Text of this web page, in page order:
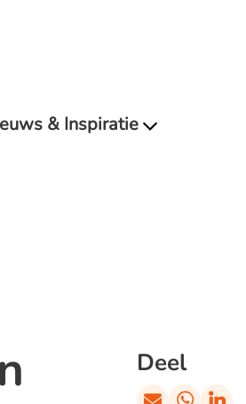
& Inspiratie
Deel